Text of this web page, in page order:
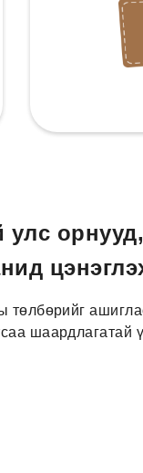
улс
төлбөрийг
шаардлагатай